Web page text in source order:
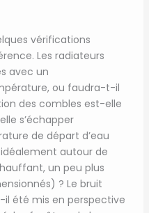
vérifications
Les radiateurs
avec un
ou faudra-t-il
des combles est-elle
s’échapper
de départ d’eau
autour de
un peu plus
? Le bruit
été mis en perspective